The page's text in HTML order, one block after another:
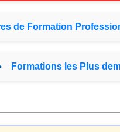
de Formation
Formations les Plus